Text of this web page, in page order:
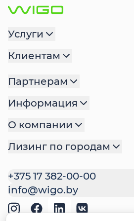
+375 17 382-00-00
info@wigo.by
Услуги
Клиентам
Партнерам
Информация
О компании
Лизинг по городам